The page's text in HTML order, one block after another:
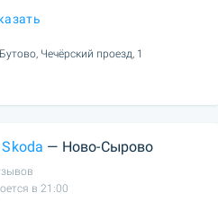
Чечёрский проезд, 1
— Ново-Сырово
в 21:00